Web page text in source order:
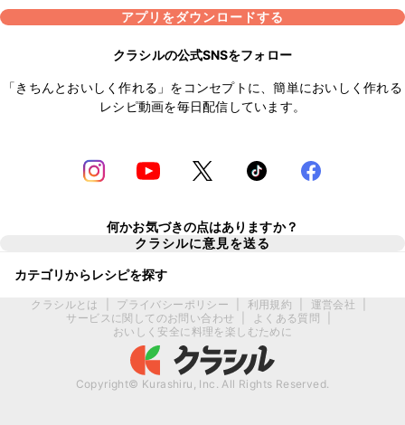
アプリをダウンロードする
クラシルの公式SNSをフォロー
「きちんとおいしく作れる」をコンセプトに、簡単においしく作れる
レシピ動画を毎日配信しています。
何かお気づきの点はありますか？
クラシルに意見を送る
カテゴリからレシピを探す
クラシルとは プライバシーポリシー 利用規約 運営会社
サービスに関してのお問い合わせ
よくある質問
おいしく安全に料理を楽しむために
Copyright© Kurashiru, Inc. All Rights Reserved.